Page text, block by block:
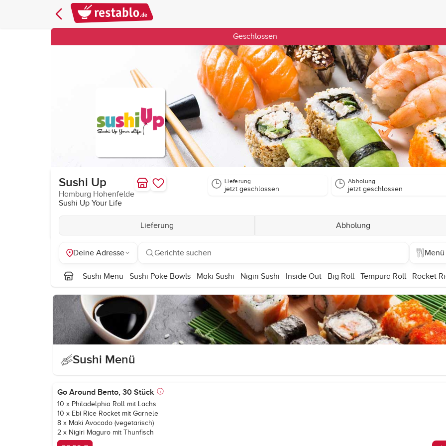
Geschlossen
Sushi Up
Hamburg Hohenfelde
Sushi Up Your Life
Lieferung
jetzt geschlossen
Abholung
jetzt geschlossen
Lieferung Abholung
Deine Adresse Gerichte suchen Menü
Sushi Menü Sushi Poke Bowls Maki Sushi Nigiri Sushi Inside Out Big Roll Tempura Roll Rocket
Sushi Menü
Go Around Bento, 30 Stück
10 x Philadelphia Roll mit Lachs
10 x Ebi Rice Rocket mit Garnele
8 x Maki Avocado (vegetarisch)
2 x Nigiri Maguro mit Thunfisch